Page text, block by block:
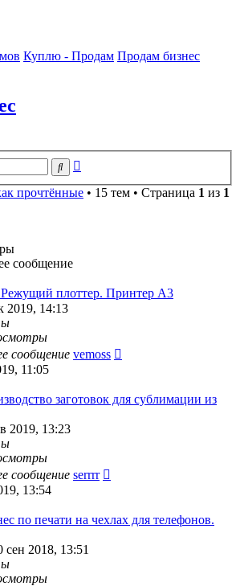
Куплю - Продам Продам бизнес
Поиск
прочтённые • 15 тем • Страница 1 из 1
сообщение
Режущий плоттер. Принтер А3
2019, 14:13
сообщение vemoss
11:05
заготовок для сублимации из
2019, 13:23
сообщение serrrr
13:54
по печати на чехлах для телефонов.
сен 2018, 13:51